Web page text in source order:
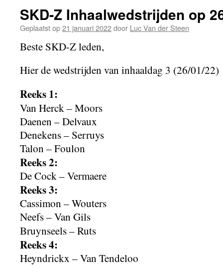
SKD-Z Inhaalwedstrijden op
Geplaatst op21 januari 2022door Luc Van der Steen
Beste SKD-Z leden,
Hier de wedstrijden van inhaaldag 3 (26/01/22)
Reeks 1:
Van Herck – Moors
Daenen – Delvaux
Denekens – Serruys
Talon – Foulon
Reeks 2:
De Cock – Vermaere
Reeks 3:
Cassimon – Wouters
Neefs – Van Gils
Bruynseels – Ruts
Reeks 4:
Heyndrickx – Van Tendeloo